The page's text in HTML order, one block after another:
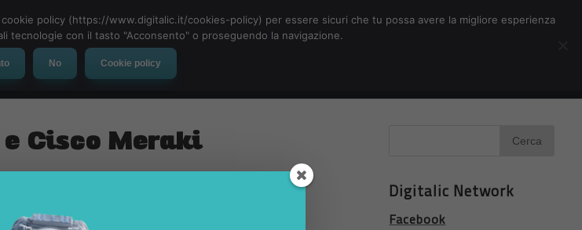
App Automotive Tech-News
Cisco Meraki
Digitalic Network
Facebook
policy (https://www.digitalic.it/cookies-policy) per essere sicuri che tu possa avere la migliore esperienza
tecnologie con il tasto "Acconsento" o proseguendo la navigazione.
No Cookie policy